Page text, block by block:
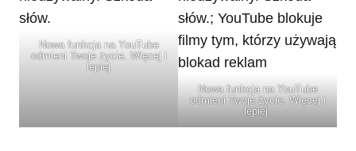
Nowa funkcja na YouTube
odmieni Twoje życie. Więcej i
lepiej
Nowa funkcja na YouTube
odmieni Twoje życie. Więcej i
lepiej.